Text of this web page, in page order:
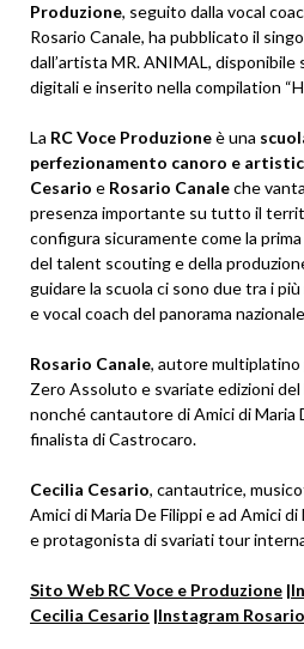
Produzione, seguito dalla vocal
Rosario Canale, ha pubblicato il
dall’artista MR. ANIMAL,
digitali e inserito nella compilation
La RC Voce Produzioneè una
perfezionamento canoro e
Cesario e Rosario Canaleche
presenza importante su tutto il
configura sicuramente come la
del talent scouting e della
guidare la scuola ci sono due tra i
e vocal coach del panorama
Rosario Canale, autore multiplatino
Zero Assoluto e svariate edizioni del
nonché cantautore di Amici di Maria
finalista di Castrocaro.
Cecilia Cesario, cantautrice,
Amici di Maria De Filippi e ad Amici
e protagonista di svariati tour
Sito Web RC Voce e Produzione |
Cecilia Cesario |Instagram